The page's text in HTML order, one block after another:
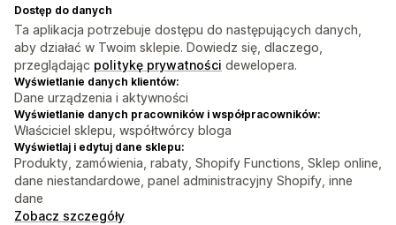
Dostęp do danych
Ta aplikacja potrzebuje dostępu do następujących danych,
aby działać w Twoim sklepie. Dowiedz się, dlaczego,
przeglądając politykę prywatności dewelopera.
Wyświetlanie danych klientów:
Dane urządzenia i aktywności
Wyświetlanie danych pracowników i współpracowników:
Właściciel sklepu, współtwórcy bloga
Wyświetlaj i edytuj dane sklepu:
Produkty, zamówienia, rabaty, Shopify Functions, Sklep online,
dane niestandardowe, panel administracyjny Shopify, inne
dane
Zobacz szczegóły